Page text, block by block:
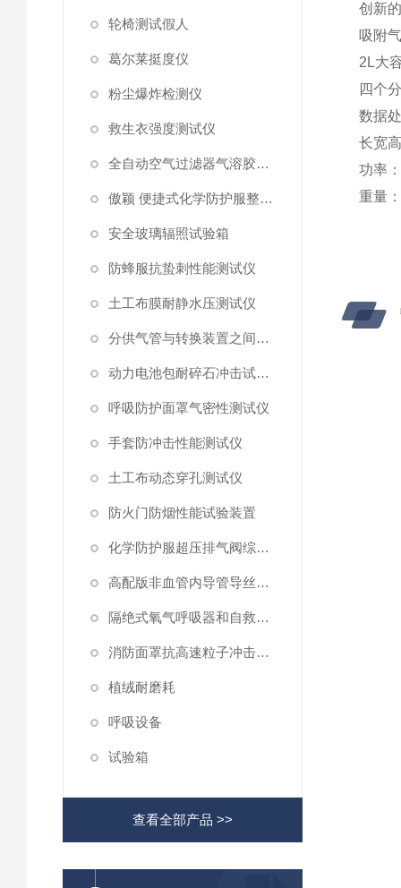
轮椅测试假人
葛尔莱挺度仪
粉尘爆炸检测仪
救生衣强度测试仪
全自动空气过滤器气溶胶细菌截留测试仪
傲颖 便捷式化学防护服整体气密性测试仪
安全玻璃辐照试验箱
防蜂服抗蛰刺性能测试仪
土工布膜耐静水压测试仪
分供气管与转换装置之间连接强度试验机
动力电池包耐碎石冲击试验机
呼吸防护面罩气密性测试仪
手套防冲击性能测试仪
土工布动态穿孔测试仪
防火门防烟性能试验装置
化学防护服超压排气阀综合性测试仪
高配版非血管内导管导丝滑动性能测试仪
隔绝式氧气呼吸器和自救器二氧化碳吸收率及水分含量测试仪
消防面罩抗高速粒子冲击试验机
植绒耐磨耗
呼吸设备
试验箱
查看全部产品 >>
创新
吸附
2L大
四个
数据
长宽
功率
重量